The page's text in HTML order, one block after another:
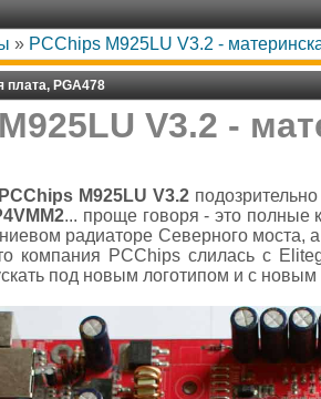
» PCChips M925LU V3.2 -
плата, PGA478
V3.2 -
PCChips M925LU V3.2
... проще говоря - это полные
радиаторе Северного моста,
компания PCChips слилась с
под новым логотипом и с новым